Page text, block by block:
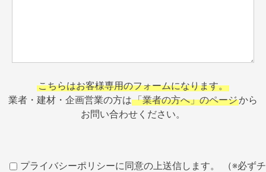
こちらはお客様専用のフォームになります。
業者・建材・企画営業の方は「業者の方へ」のページから
お問い合わせください。
プライバシーポリシーに同意の上送信します。 （※必ずチ